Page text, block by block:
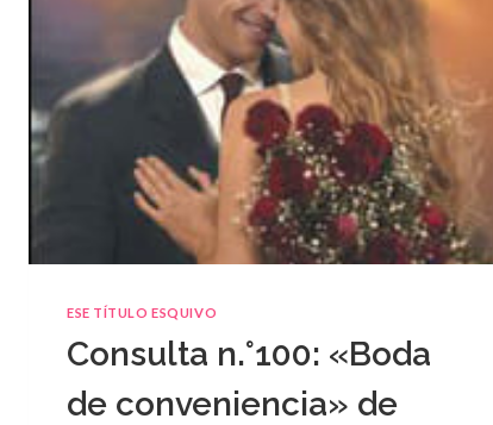
ESE TÍTULO ESQUIVO
Consulta n.°100: «Boda
de conveniencia» de